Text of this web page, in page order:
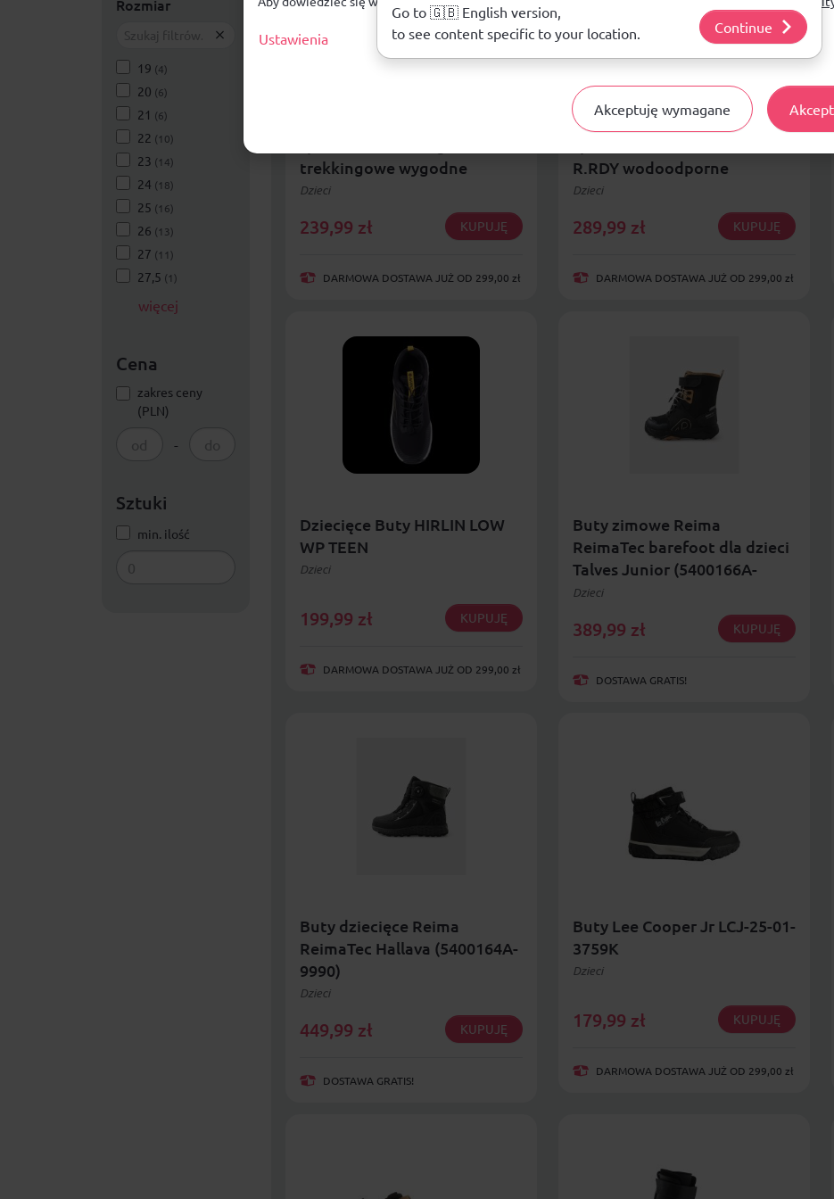
Rozmiar
19 (4)
20 (6)
21 (6)
22 (10)
23 (14)
24 (18)
25 (16)
26 (13)
27 (11)
27,5 (1)
więcej
Cena
zakres ceny
(PLN)
-
Sztuki
min. ilość
trekkingowe wygodne
Dzieci
239,99 zł KUPUJĘ
DARMOWA DOSTAWA JUŻ OD 299,00 zł
Adidas buty dziecięce
R.RDY wodoodporne
Dzieci
289,99 zł KUPUJĘ
DARMOWA DOSTAWA JUŻ OD 299,00 zł
Dziecięce Buty HIRLIN LOW
WP TEEN
Dzieci
199,99 zł KUPUJĘ
DARMOWA DOSTAWA JUŻ OD 299,00 zł
Buty zimowe Reima
ReimaTec barefoot dla dzieci
Talves Junior (5400166A-
9990)
Dzieci
389,99 zł KUPUJĘ
DOSTAWA GRATIS!
Buty dziecięce Reima
ReimaTec Hallava (5400164A-
9990)
Dzieci
449,99 zł KUPUJĘ
DOSTAWA GRATIS!
Buty Lee Cooper Jr LCJ-25-01-
3759K
Dzieci
179,99 zł KUPUJĘ
DARMOWA DOSTAWA JUŻ OD 299,00 zł
Ustawienia
Akceptuję wymagane
Go to 🇬🇧 English version,
to see content specific to your location.
Continue